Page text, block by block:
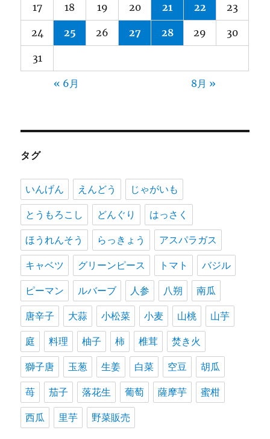
17 18 19 20 21 22 23
24 25 26 27 28 29 30
31
« 6月 8月 »
タグ
いんげん えんどう じゃがいも
とうもろこし どんぐり はっさく
ほうれんそう らっきょう アスパラガス
キャベツ グリーンピース トマト バジル
ピーマン ルバーブ 人参 八朔 南瓜
唐辛子 大蒜 小松菜 小麦 山桃 山芋
庭 料理 柚子 柿 椎茸 焚き火
獅子唐 玉葱 生姜 白菜 空豆 胡瓜
苺 茄子 落花生 葡萄 薩摩芋 蜜柑
西瓜 里芋 野菜販売